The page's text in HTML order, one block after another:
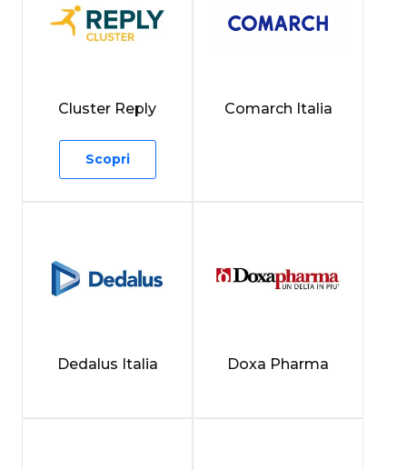
Cluster Reply
Scopri
Comarch Italia
Dedalus Italia Doxa Pharma